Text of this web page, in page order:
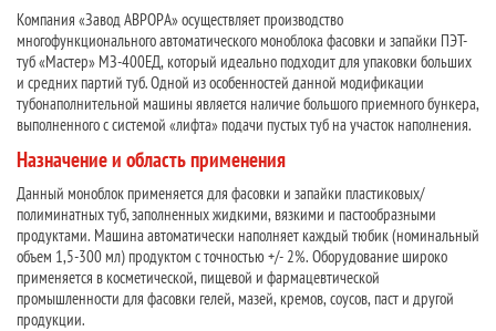
Компания «Завод АВРОРА» осуществляет производство
многофункционального автоматического моноблока фасовки и запайки ПЭТ-
туб «Мастер» МЗ-400ЕД, который идеально подходит для упаковки больших
и средних партий туб. Одной из особенностей данной модификации
тубонаполнительной машины является наличие большого приемного бункера,
выполненного с системой «лифта» подачи пустых туб на участок наполнения.
Назначение и область применения
Данный моноблок применяется для фасовки и запайки пластиковых/
полиминатных туб, заполненных жидкими, вязкими и пастообразными
продуктами. Машина автоматически наполняет каждый тюбик (номинальный
объем 1,5-300 мл) продуктом с точностью +/- 2%. Оборудование широко
применяется в косметической, пищевой и фармацевтической
промышленности для фасовки гелей, мазей, кремов, соусов, паст и другой
продукции.